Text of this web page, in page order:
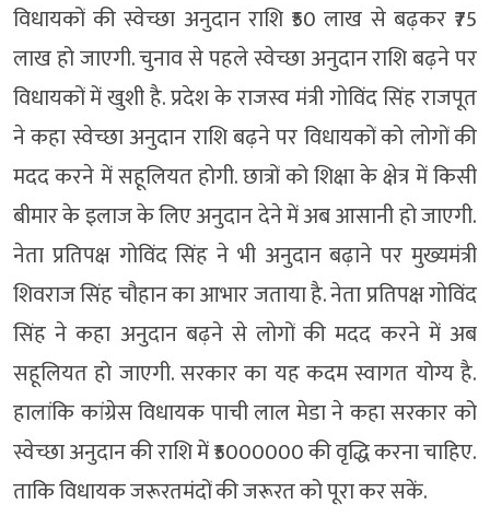
विधायकों की स्वेच्छा अनुदान राशि ₹50 लाख से बढ़कर ₹75
लाख हो जाएगी. चुनाव से पहले स्वेच्छा अनुदान राशि बढ़ने पर
विधायकों में खुशी है. प्रदेश के राजस्व मंत्री गोविंद सिंह राजपूत
ने कहा स्वेच्छा अनुदान राशि बढ़ने पर विधायकों को लोगों की
मदद करने में सहूलियत होगी. छात्रों को शिक्षा के क्षेत्र में किसी
बीमार के इलाज के लिए अनुदान देने में अब आसानी हो जाएगी.
नेता प्रतिपक्ष गोविंद सिंह ने भी अनुदान बढ़ाने पर मुख्यमंत्री
शिवराज सिंह चौहान का आभार जताया है. नेता प्रतिपक्ष गोविंद
सिंह ने कहा अनुदान बढ़ने से लोगों की मदद करने में अब
सहूलियत हो जाएगी. सरकार का यह कदम स्वागत योग्य है.
हालांकि कांग्रेस विधायक पाची लाल मेडा ने कहा सरकार को
स्वेच्छा अनुदान की राशि में ₹5000000 की वृद्धि करना चाहिए.
ताकि विधायक जरूरतमंदों की जरूरत को पूरा कर सकें.